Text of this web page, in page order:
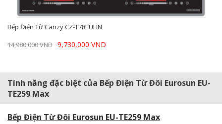
Bếp Điện Từ Canzy CZ-T78EUHN
14,980,000 VND 9,730,000 VND
Tính năng đặc biệt của Bếp Điện Từ Đôi Eurosun EU-
TE259 Max
Bếp Điện Từ Đôi Eurosun EU-TE259 Max